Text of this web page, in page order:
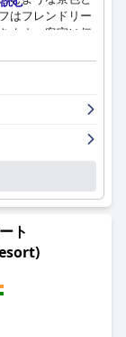
はフレンドリー
ます。客室は伝
味深い客室建
ートプール付き
しい湖の景色
フは素晴らし
期待をはるかに
らしいアーユル
す。一部のゲス
朝食ビュッフ
エクスペリエ
を損なうもの
ており期待を
の楽園です。
ト